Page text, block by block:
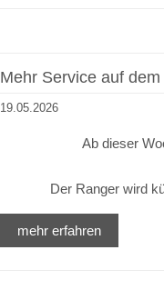
Mehr Service auf
19.05.2026
Ab dieser
Der Ranger wird
mehr erfahren